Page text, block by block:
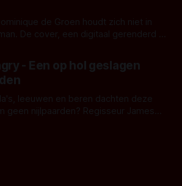
de Groen houdt zich niet in
De cover, een digitaal gerenderd en
iets kleurrijks maar onheilspellends,
dat maakt De Groen met ieder woord
- Een op hol geslagen
leeuwen en beren dachten deze
geen nijlpaarden? Regisseur James